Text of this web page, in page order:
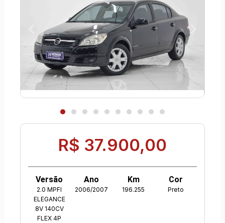
R$ 37.900,00
Versão
2.0 MPFI
ELEGANCE
8V 140CV
FLEX 4P
Ano
2006/2007
Km
196.255
Cor
Preto